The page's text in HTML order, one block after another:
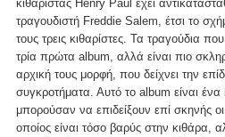
κιθαρίστας Henry Paul έχει
τραγουδιστή Freddie Salem, έτσι το
τους τρεις κιθαρίστες. Τα τραγούδια
τρία πρώτα album, αλλά είναι πιο
αρχική τους μορφή, που δείχνει την
συγκροτήματα. Αυτό το album είναι
μπορούσαν να επιδείξουν επί σκηνής
οποίος είναι τόσο βαρύς στην κιθάρα,